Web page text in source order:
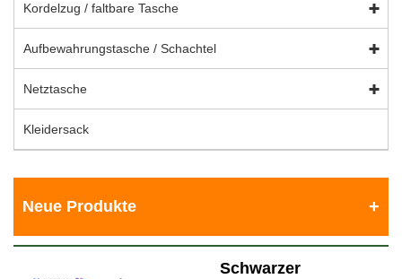
Kordelzug / faltbare Tasche
Aufbewahrungstasche / Schachtel
Netztasche
Kleidersack
Neue Produkte
Schwarzer